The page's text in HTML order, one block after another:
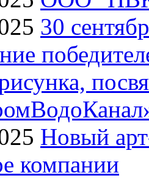
30
рисунка,
Новый
компании